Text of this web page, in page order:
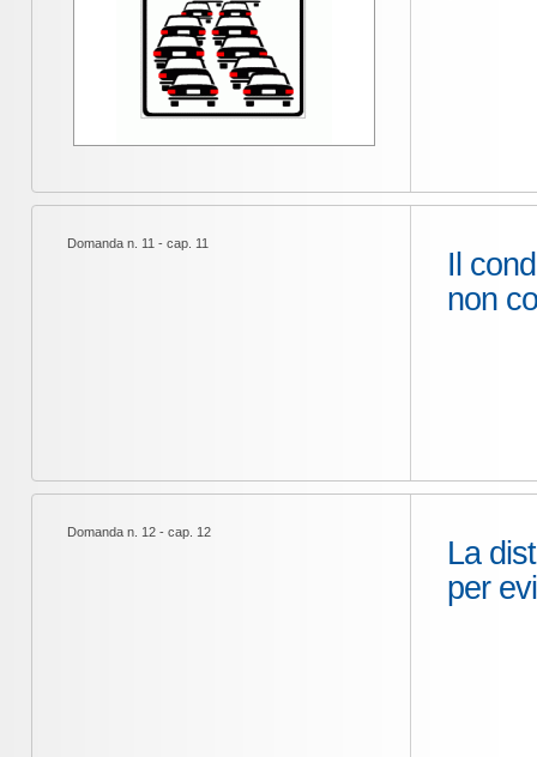
Domanda n. 11 - cap. 11
Il
non
Domanda n. 12 - cap. 12
La
per